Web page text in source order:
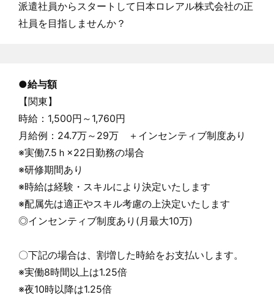
派遣社員からスタートして日本ロレアル株式会社の正
社員を目指しませんか？
●給与額
【関東】
時給：1,500円～1,760円
月給例：24.7万～29万 ＋インセンティブ制度あり
※実働7.5ｈ×22日勤務の場合
※研修期間あり
※時給は経験・スキルにより決定いたします
※配属先は適正やスキル考慮の上決定いたします
◎インセンティブ制度あり(月最大10万)
〇下記の場合は、割増した時給をお支払いします。
※実働8時間以上は1.25倍
※夜10時以降は1.25倍